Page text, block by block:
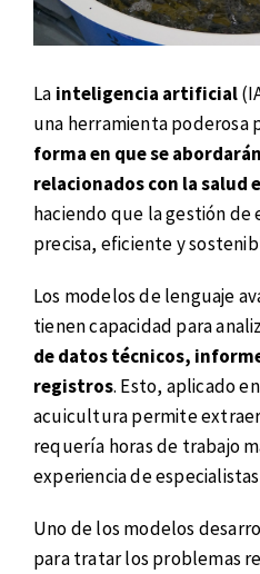
La inteligencia artificial
una herramienta poderosa
forma en que se
relacionados con la salud
haciendo que la gestión de
precisa, eficiente y
Los modelos de lenguaje
tienen capacidad para
de datos técnicos,
registros. Esto, aplicado
acuicultura permite
requería horas de trabajo
experiencia de
Uno de los modelos
para tratar los problemas